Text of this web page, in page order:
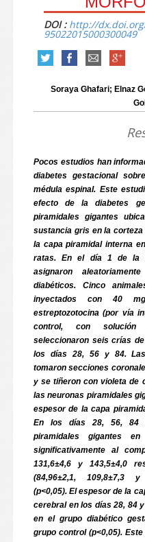
DOI : http://
95022015000300049
Soraya Ghafari; Elnaz
Pocos estudios han
diabetes gestacional
médula espinal. Este
efecto de la diabetes
piramidales gigantes
sustancia gris en la
la capa piramidal interna
ratas. En el día 1 de la
asignaron
diabéticos. Cinco
inyectados con 40
estreptozotocina (por vía
control, con solución
seleccionaron seis crías
los días 28, 56 y 84.
tomaron secciones
y se tiñeron con violeta de
las neuronas piramidales
espesor de la capa
En los días 28, 56, 84
piramidales gigantes
significativamente al
131,6±4,6 y 143,5±4,0
(84,96±2,1, 109,8±7,3 y
(p<0,05). El espesor de la
cerebral en los días 28, 84
en el grupo diabético
grupo control (p<0,05).